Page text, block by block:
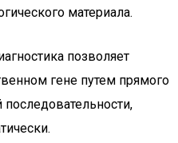
материала.
позволяет
гене путем прямого